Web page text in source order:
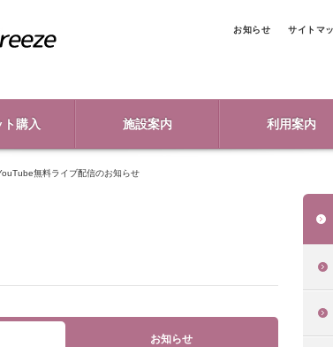
お知らせ サイトマ
ト購入 施設案内 利用案内
無料ライブ配信のお知らせ
お知らせ